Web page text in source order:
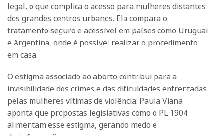
legal, o que complica o acesso para mulheres distantes
dos grandes centros urbanos. Ela compara o
tratamento seguro e acessível em países como Uruguai
e Argentina, onde é possível realizar o procedimento
em casa.
O estigma associado ao aborto contribui para a
invisibilidade dos crimes e das dificuldades enfrentadas
pelas mulheres vítimas de violência. Paula Viana
aponta que propostas legislativas como o PL 1904
alimentam esse estigma, gerando medo e